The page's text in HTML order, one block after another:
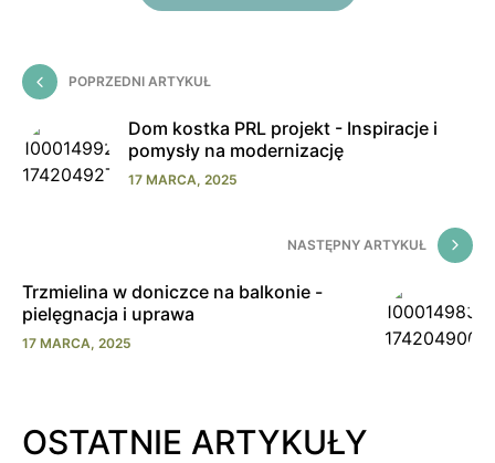
POPRZEDNI ARTYKUŁ
Dom kostka PRL projekt - Inspiracje i
pomysły na modernizację
17 MARCA, 2025
NASTĘPNY ARTYKUŁ
Trzmielina w doniczce na balkonie -
pielęgnacja i uprawa
17 MARCA, 2025
OSTATNIE ARTYKUŁY